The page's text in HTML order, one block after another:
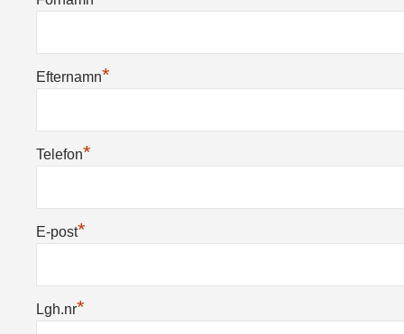
Efternamn*
Telefon*
E-post*
Lgh.nr*